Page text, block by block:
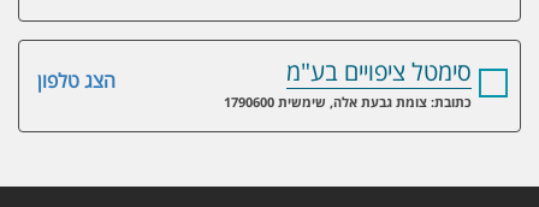
הצג טלפון סימטל ציפויים בע"מ
כתובת: צומת גבעת אלה, שימשית 1790600